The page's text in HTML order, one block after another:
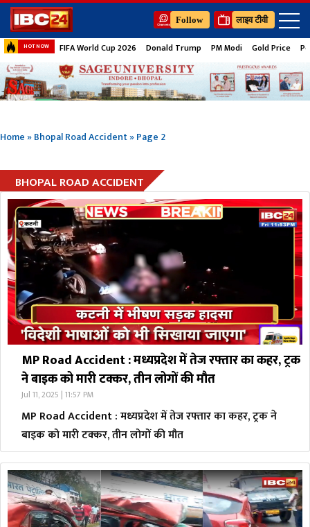
Follow लाइव टीवी
HOT NOW FIFA World Cup 2026 Donald Trump PM Modi Gold Price
Home»Bhopal Road Accident»Page 2
BHOPAL ROAD ACCIDENT
MP Road Accident : मध्यप्रदेश में तेज रफ्तार का कहर, ट्रक
ने बाइक को मारी टक्कर, तीन लोगों की मौत
Jul 11, 2025 | 11:57 PM
MP Road Accident : मध्यप्रदेश में तेज रफ्तार का कहर, ट्रक ने
बाइक को मारी टक्कर, तीन लोगों की मौत